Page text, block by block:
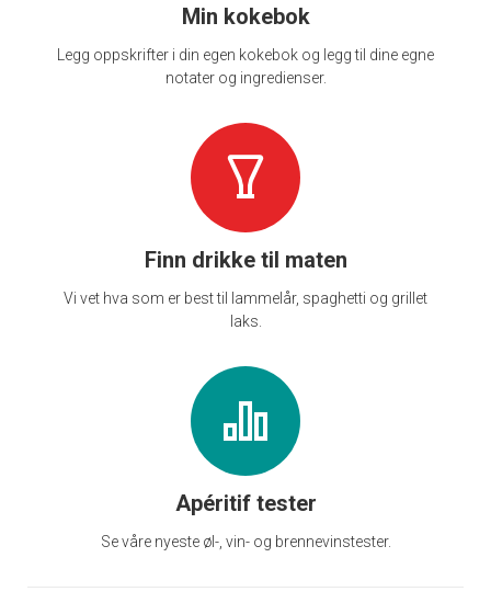
Min kokebok
Legg oppskrifter i din egen kokebok og legg til dine egne
notater og ingredienser.
Finn drikke til maten
Vi vet hva som er best til lammelår, spaghetti og grillet
laks.
Apéritif tester
Se våre nyeste øl-, vin- og brennevinstester.